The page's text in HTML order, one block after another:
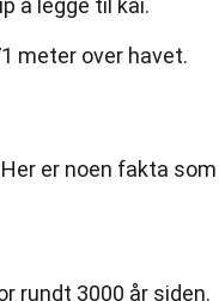
å legge til kai.
meter over havet.
er noen fakta som
rundt 3000 år siden.